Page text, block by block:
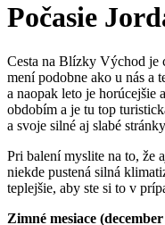
Počasie
Cesta na Blízky Východ je
mení podobne ako u nás a
a naopak leto je horúcejšie
obdobím a je tu top
a svoje silné aj slabé
Pri balení myslite na to, že
niekde pustená silná
teplejšie, aby ste si to v
Zimné mesiace